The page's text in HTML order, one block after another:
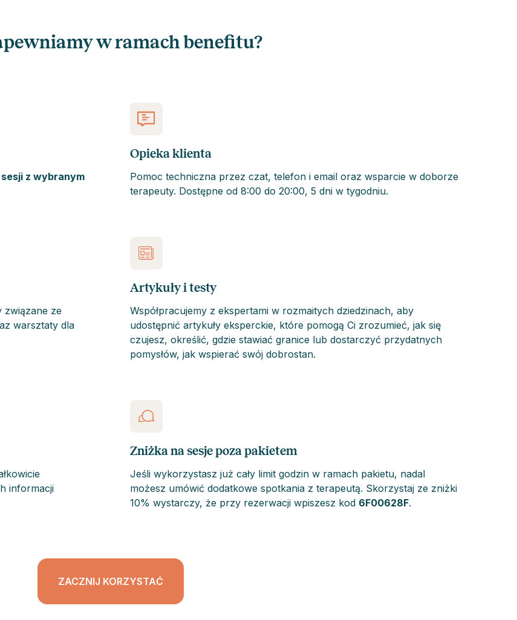
w ramach benefitu?
sesji z wybranym
Opieka klienta
Pomoc techniczna przez czat, telefon i email oraz wsparcie w doborze
terapeuty. Dostępne od 8:00 do 20:00, 5 dni w tygodniu.
związane ze
warsztaty dla
Artykuły i testy
Współpracujemy z ekspertami w rozmaitych dziedzinach, aby
udostępnić artykuły eksperckie, które pomogą Ci zrozumieć, jak się
czujesz, określić, gdzie stawiać granice lub dostarczyć przydatnych
pomysłów, jak wspierać swój dobrostan.
informacji
Zniżka na sesje poza pakietem
Jeśli wykorzystasz już cały limit godzin w ramach pakietu, nadal
możesz umówić dodatkowe spotkania z terapeutą. Skorzystaj ze zniżki
10% wystarczy, że przy rezerwacji wpiszesz kod 6F00628F.
ZACZNIJ KORZYSTAĆ